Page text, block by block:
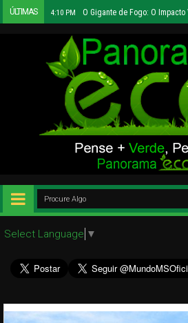
ÚLTIMAS 4:10 PM O Gigante de Fogo: O
Select Language ▼